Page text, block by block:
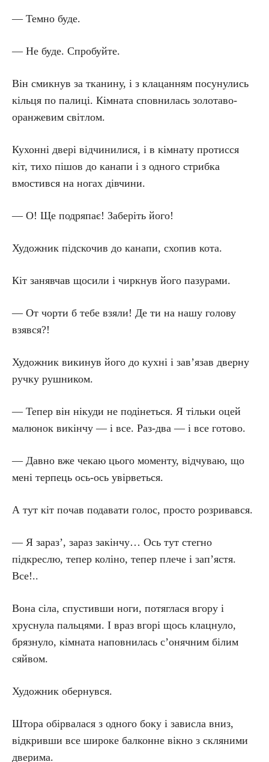
— Темно буде.
— Не буде. Спробуйте.
Він смикнув за тканину, і з клацанням посунулись
кільця по палиці. Кімната сповнилась золотаво-
оранжевим світлом.
Кухонні двері відчинилися, і в кімнату протисся
кіт, тихо пішов до канапи і з одного стрибка
вмостився на ногах дівчини.
— О! Ще подряпає! Заберіть його!
Художник підскочив до канапи, схопив кота.
Кіт занявчав щосили і чиркнув його пазурами.
— От чорти б тебе взяли! Де ти на нашу голову
взявся?!
Художник викинув його до кухні і зав’язав дверну
ручку рушником.
— Тепер він нікуди не подінеться. Я тільки оцей
малюнок викінчу — і все. Раз-два — і все готово.
— Давно вже чекаю цього моменту, відчуваю, що
мені терпець ось-ось увірветься.
А тут кіт почав подавати голос, просто розривався.
— Я зараз’, зараз закінчу… Ось тут стегно
підкреслю, тепер коліно, тепер плече і зап’ястя.
Все!..
Вона сіла, спустивши ноги, потяглася вгору і
хруснула пальцями. І враз вгорі щось клацнуло,
брязнуло, кімната наповнилась с’онячним білим
сяйвом.
Художник обернувся.
Штора обірвалася з одного боку і зависла вниз,
відкривши все широке балконне вікно з скляними
дверима.